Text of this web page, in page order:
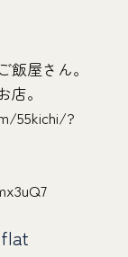
屋さん。
。
55kichi/?